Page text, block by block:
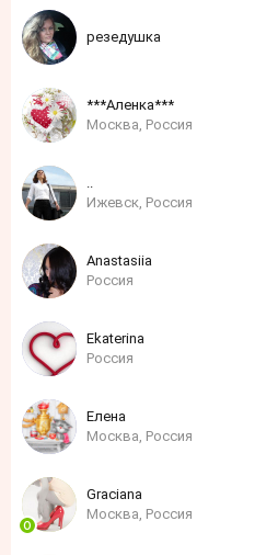
резедушка
***Аленка***
Москва, Россия
..
Ижевск, Россия
Anastasiia
Россия
Ekaterina
Россия
Eлена
Москва, Россия
Grаciаnа
Москва, Россия